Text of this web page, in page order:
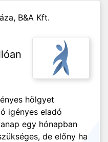
B&A Kft.
hölgyet
igényes eladó
egy hónapban
de előny ha